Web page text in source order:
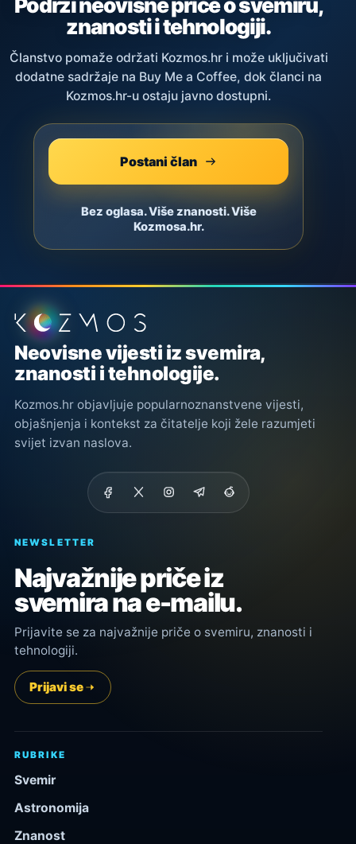
znanosti i tehnologiji.
Članstvo pomaže održati Kozmos.hr i može uključivati
dodatne sadržaje na Buy Me a Coffee, dok članci na
Kozmos.hr-u ostaju javno dostupni.
Postani član
Bez oglasa. Više znanosti. Više
Kozmosa.hr.
Podnožje stranice
Neovisne vijesti iz svemira,
znanosti i tehnologije.
Kozmos.hr objavljuje popularnoznanstvene vijesti,
objašnjenja i kontekst za čitatelje koji žele razumjeti
svijet izvan naslova.
NEWSLETTER
Najvažnije priče iz
svemira na e-mailu.
Prijavite se za najvažnije priče o svemiru, znanosti i
tehnologiji.
Prijavi se
RUBRIKE
Svemir
Astronomija
Znanost